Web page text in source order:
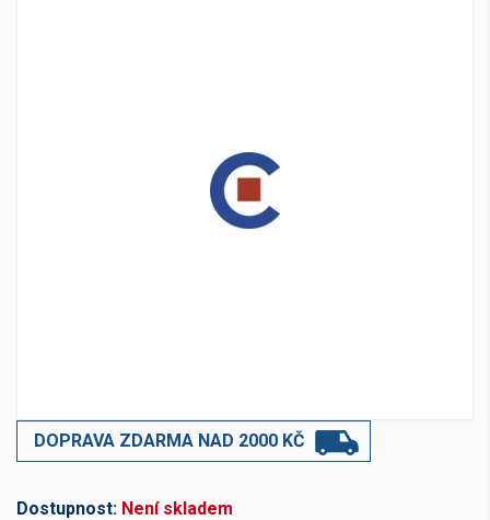
DOPRAVA ZDARMA NAD 2000 KČ
Dostupnost: Není skladem